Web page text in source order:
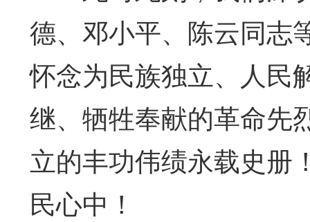
德、邓小平、陈云同志
怀念为民族独立、人民
继、牺牲奉献的革命先
立的丰功伟绩永载史册
民心中！